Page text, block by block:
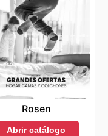
Rosen
Abrir catálogo